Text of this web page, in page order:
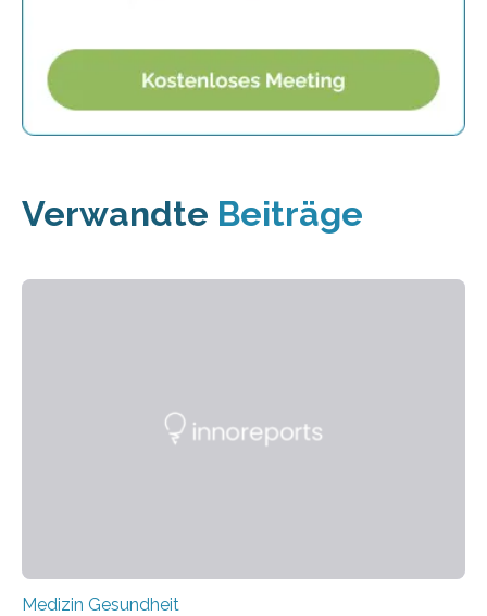
Verwandte Beiträge
Medizin Gesundheit